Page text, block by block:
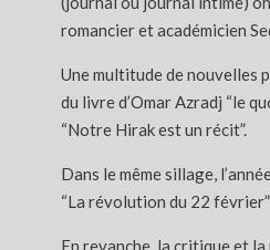
romancier et académicien
Une multitude de nouvelles
du livre d’Omar Azradj “le
“Notre Hirak est un récit”.
Dans le même sillage,
“La révolution du 22
En revanche, la critique et la